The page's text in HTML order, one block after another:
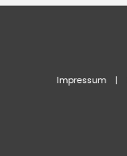
Impressum